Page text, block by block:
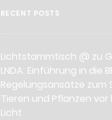
RECENT POSTS
Lichtstammtisch @ zu
LNDA: Einführung in die
Regelungsansätze zum
Tieren und Pflanzen
Licht